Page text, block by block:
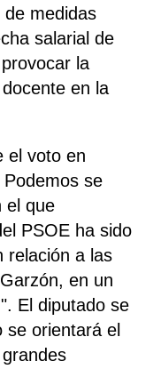
medidas
salarial de
la
en la
el voto en
se
el que
PSOE ha sido
relación a las
en un
El diputado se
se orientará el